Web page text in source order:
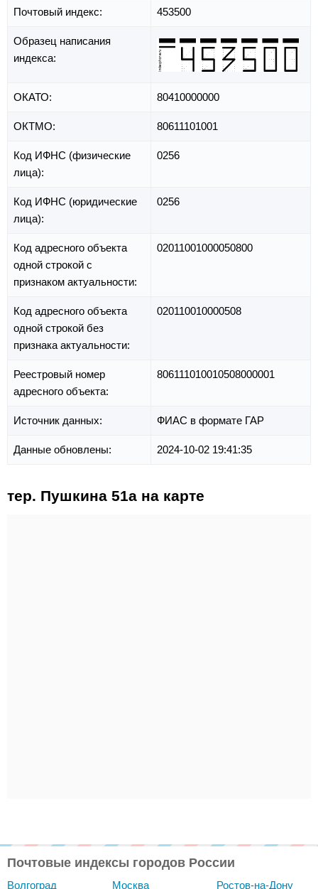
Почтовый индекс: 453500
Образец написания
индекса:
ОКАТО: 80410000000
ОКТМО: 80611101001
Код ИФНС (физические
лица):
0256
Код ИФНС (юридические
лица):
0256
Код адресного объекта
одной строкой с
признаком актуальности:
02011001000050800
Код адресного объекта
одной строкой без
признака актуальности:
020110010000508
Реестровый номер
адресного объекта:
806111010010508000001
Источник данных: ФИАС в формате ГАР
Данные обновлены: 2024-10-02 19:41:35
тер. Пушкина 51а на карте
Почтовые индексы городов России
Волгоград Москва Ростов-на-Дону